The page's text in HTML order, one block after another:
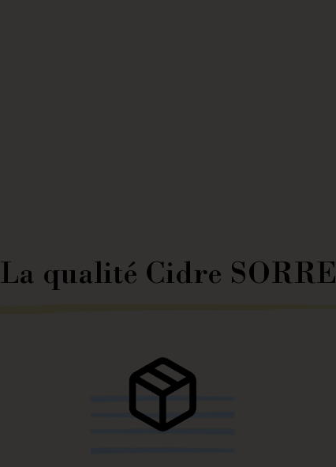
La qualité Cidre SORRE